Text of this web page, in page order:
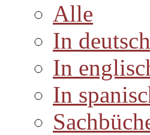
Alle
In
In
In